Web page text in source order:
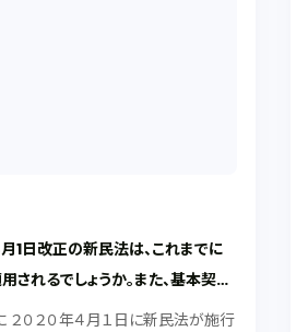
1日改正の新民法は、これまでに
されるでしょうか。また、基本契約
約・約款に基づく取引はどうなるで
２０２０年４月１日に新民法が施行